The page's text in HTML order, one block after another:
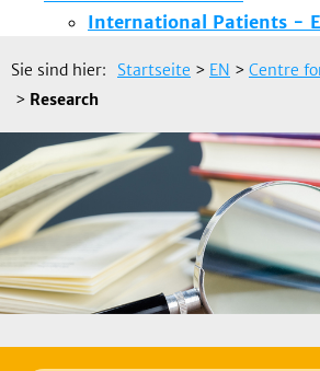
International Patients -
Sie sind hier: Startseite > EN > Centre
> Research